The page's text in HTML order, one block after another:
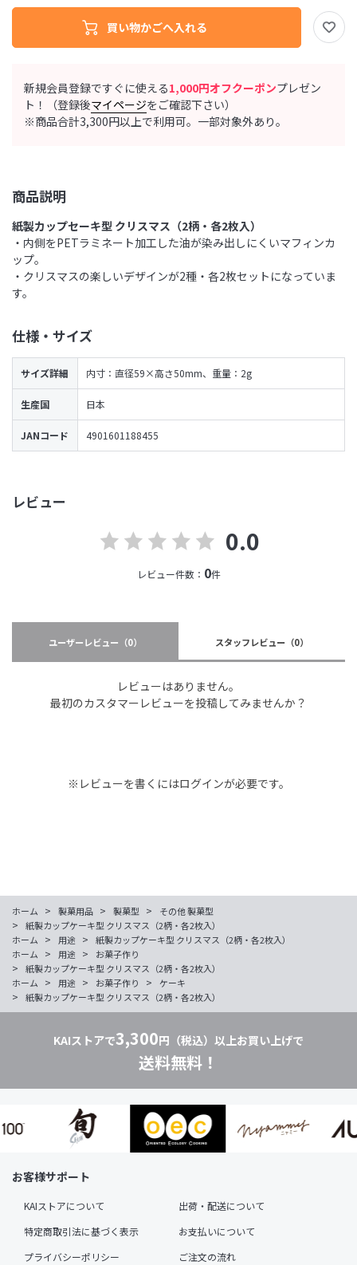
レビュー
0.0
レビュー件数： 0件
ユーザーレビュー （0） スタッフレビュー （0）
レビューはありません。
最初のカスタマーレビューを投稿してみませんか？
※レビューを書くにはログインが必要です。
新規会員登録ですぐに使える1,000円オフクーポンプレゼン
ト！（登録後マイページをご確認下さい）
※商品合計3,300円以上で利用可。一部対象外あり。
商品説明
紙製カップセーキ型 クリスマス（2柄・各2枚入）
・内側をPETラミネート加工した油が染み出しにくいマフィンカ
ップ。
・クリスマスの楽しいデザインが2種・各2枚セットになっていま
す。
仕様・サイズ
サイズ詳細 内寸：直径59×高さ50mm、重量：2g
生産国 日本
JANコード 4901601188455
ホーム > 製菓用品 > 製菓型 > その他 製菓型
>
紙製カップケーキ型 クリスマス（2柄・各2枚入）
ホーム
> 用途 >
紙製カップケーキ型 クリスマス（2柄・各2枚入）
ホーム
> 用途 > お菓子作り
>
紙製カップケーキ型 クリスマス（2柄・各2枚入）
ホーム
> 用途 > お菓子作り > ケーキ
> 紙製カップケーキ型 クリスマス（2柄・各2枚入）
KAIストアで3,300円（税込）以上お買い上げで
送料無料！
お客様サポート
KAIストアについて
出荷・配送について
特定商取引法に基づく表示
お支払いについて
プライバシーポリシー
ご注文の流れ